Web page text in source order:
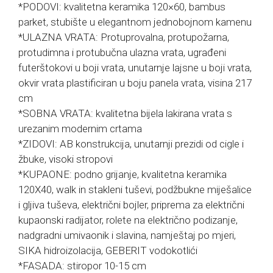
*PODOVI: kvalitetna keramika 120×60, bambus
parket, stubište u elegantnom jednobojnom kamenu
*ULAZNA VRATA: Protuprovalna, protupožarna,
protudimna i protubučna ulazna vrata, ugrađeni
futerštokovi u boji vrata, unutarnje lajsne u boji vrata,
okvir vrata plastificiran u boju panela vrata, visina 217
cm
*SOBNA VRATA: kvalitetna bijela lakirana vrata s
urezanim modernim crtama
*ZIDOVI: AB konstrukcija, unutarnji prezidi od cigle i
žbuke, visoki stropovi
*KUPAONE: podno grijanje, kvalitetna keramika
120X40, walk in stakleni tuševi, podžbukne miješalice
i gljiva tuševa, električni bojler, priprema za električni
kupaonski radijator, rolete na električno podizanje,
nadgradni umivaonik i slavina, namještaj po mjeri,
SIKA hidroizolacija, GEBERIT vodokotlići
*FASADA: stiropor 10-15 cm